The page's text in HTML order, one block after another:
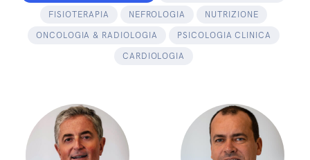
FISIOTERAPIA NEFROLOGIA NUTRIZIONE
ONCOLOGIA & RADIOLOGIA PSICOLOGIA CLINICA
CARDIOLOGIA